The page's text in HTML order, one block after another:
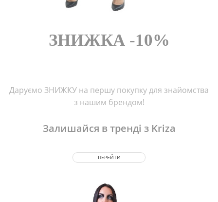
ЗНИЖКА -10%
Даруємо ЗНИЖКУ на першу покупку для знайомства
з нашим брендом!
Залишайся в тренді з Kriza
ПЕРЕЙТИ